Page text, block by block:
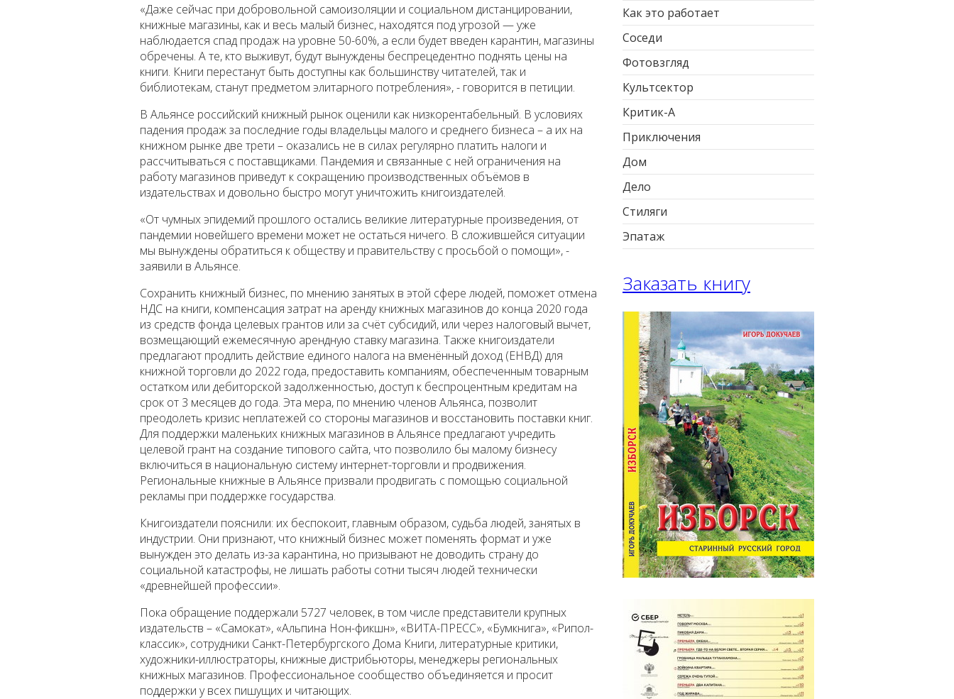
«Даже сейчас при добровольной самоизоляции и социальном дистанцировании,
книжные магазины, как и весь малый бизнес, находятся под угрозой — уже
наблюдается спад продаж на уровне 50-60%, а если будет введен карантин, магазины
обречены. А те, кто выживут, будут вынуждены беспрецедентно поднять цены на
книги. Книги перестанут быть доступны как большинству читателей, так и
библиотекам, станут предметом элитарного потребления», - говорится в петиции.
В Альянсе российский книжный рынок оценили как низкорентабельный. В условиях
падения продаж за последние годы владельцы малого и среднего бизнеса – а их на
книжном рынке две трети – оказались не в силах регулярно платить налоги и
рассчитываться с поставщиками. Пандемия и связанные с ней ограничения на
работу магазинов приведут к сокращению производственных объёмов в
издательствах и довольно быстро могут уничтожить книгоиздателей.
«От чумных эпидемий прошлого остались великие литературные произведения, от
пандемии новейшего времени может не остаться ничего. В сложившейся ситуации
мы вынуждены обратиться к обществу и правительству с просьбой о помощи», -
заявили в Альянсе.
Сохранить книжный бизнес, по мнению занятых в этой сфере людей, поможет отмена
НДС на книги, компенсация затрат на аренду книжных магазинов до конца 2020 года
из средств фонда целевых грантов или за счёт субсидий, или через налоговый вычет,
возмещающий ежемесячную арендную ставку магазина. Также книгоиздатели
предлагают продлить действие единого налога на вменённый доход (ЕНВД) для
книжной торговли до 2022 года, предоставить компаниям, обеспеченным товарным
остатком или дебиторской задолженностью, доступ к беспроцентным кредитам на
срок от 3 месяцев до года. Эта мера, по мнению членов Альянса, позволит
преодолеть кризис неплатежей со стороны магазинов и восстановить поставки книг.
Для поддержки маленьких книжных магазинов в Альянсе предлагают учредить
целевой грант на создание типового сайта, что позволило бы малому бизнесу
включиться в национальную систему интернет-торговли и продвижения.
Региональные книжные в Альянсе призвали продвигать с помощью социальной
рекламы при поддержке государства.
Книгоиздатели пояснили: их беспокоит, главным образом, судьба людей, занятых в
индустрии. Они признают, что книжный бизнес может поменять формат и уже
вынужден это делать из-за карантина, но призывают не доводить страну до
социальной катастрофы, не лишать работы сотни тысяч людей технически
«древнейшей профессии».
Пока обращение поддержали 5727 человек, в том числе представители крупных
издательств – «Самокат», «Альпина Нон-фикшн», «ВИТА-ПРЕСС», «Бумкнига», «Рипол-
классик», сотрудники Санкт-Петербургского Дома Книги, литературные критики,
художники-иллюстраторы, книжные дистрибьюторы, менеджеры региональных
книжных магазинов. Профессиональное сообщество объединяется и просит
поддержки у всех пишущих и читающих.
Как это работает
Соседи
Фотовзгляд
Культсектор
Критик-А
Приключения
Дом
Дело
Стиляги
Эпатаж
Заказать книгу